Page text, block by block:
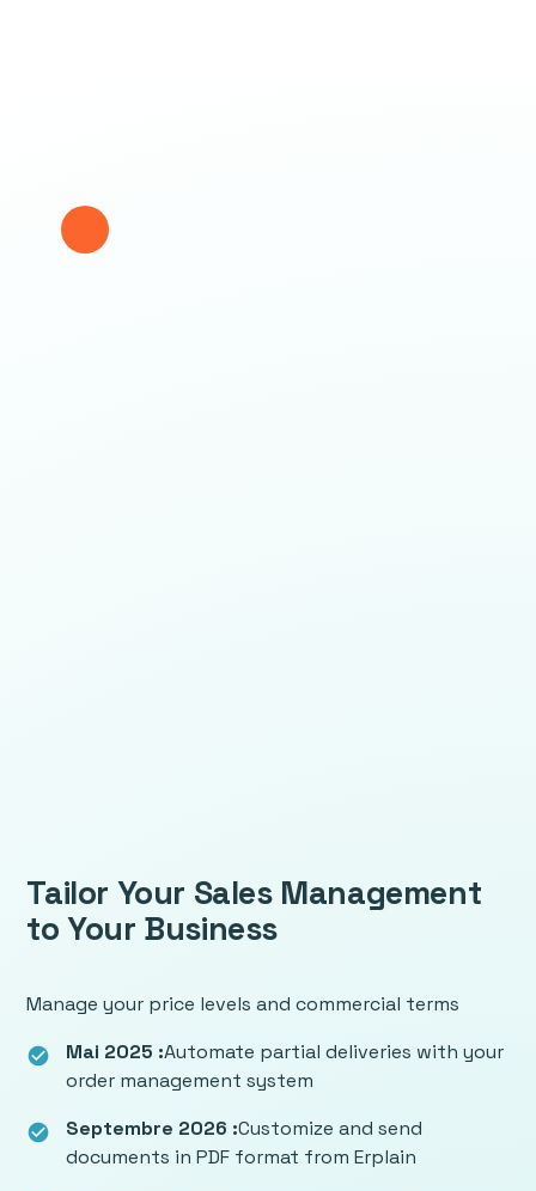
Tailor Your Sales Management
to Your Business
Manage your price levels and commercial terms
check_circle Mai 2025 :Automate partial deliveries with your
order management system
check_circle Septembre 2026 :Customize and send
documents in PDF format from Erplain